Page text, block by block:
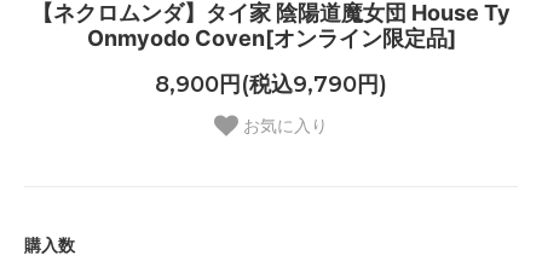
【ネクロムンダ】タイ家 陰陽道魔女団 House Ty
Onmyodo Coven[オンライン限定品]
8,900円(税込9,790円)
お気に入り
購入数